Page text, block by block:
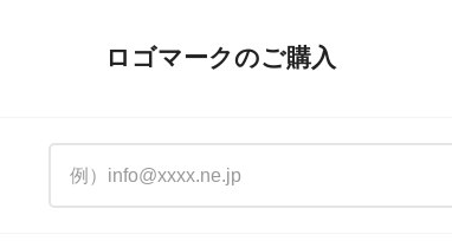
ロゴマークのご購入